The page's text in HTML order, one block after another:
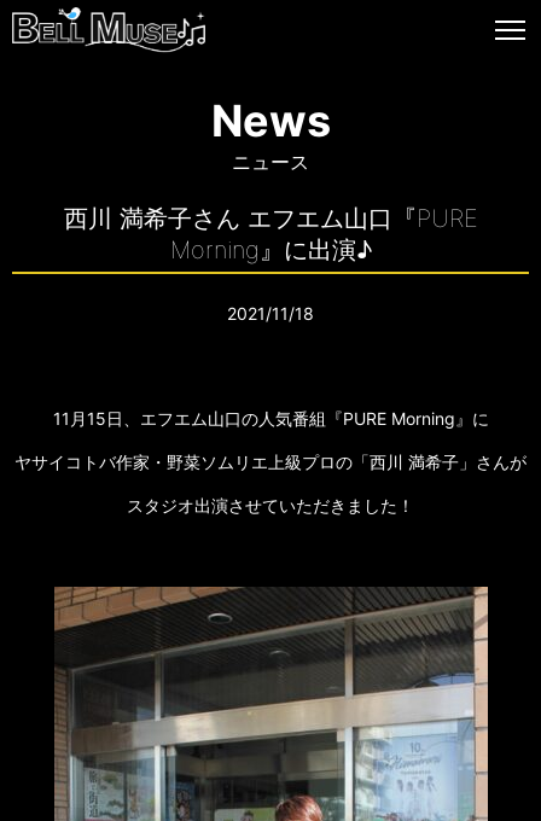
News
ニュース
西川 満希子さん エフエム山口『PURE
Morning』に出演♪
2021/11/18
11月15日、エフエム山口の人気番組『PURE Morning』に
ヤサイコトバ作家・野菜ソムリエ上級プロの「西川 満希子」さんが
スタジオ出演させていただきました！